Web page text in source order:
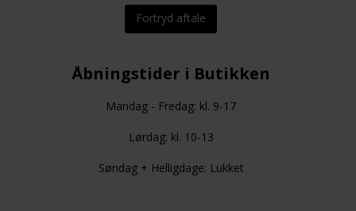
Åbningstider i Butikken
Mandag - Fredag: kl. 9-17
Lørdag: kl. 10-13
Søndag + Helligdage: Lukket
Fortryd aftale